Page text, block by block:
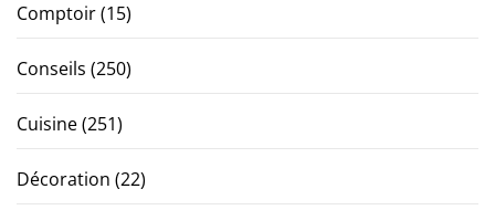
Comptoir(15)
Conseils (250)
Cuisine(251)
Décoration (22)